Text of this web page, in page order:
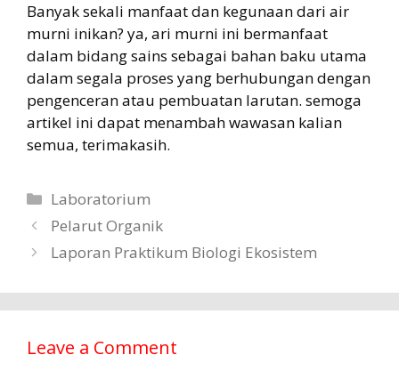
Banyak sekali manfaat dan kegunaan dari air
murni inikan? ya, ari murni ini bermanfaat
dalam bidang sains sebagai bahan baku utama
dalam segala proses yang berhubungan dengan
pengenceran atau pembuatan larutan. semoga
artikel ini dapat menambah wawasan kalian
semua, terimakasih.
Categories
Laboratorium
Pelarut Organik
Laporan Praktikum Biologi Ekosistem
Leave a Comment